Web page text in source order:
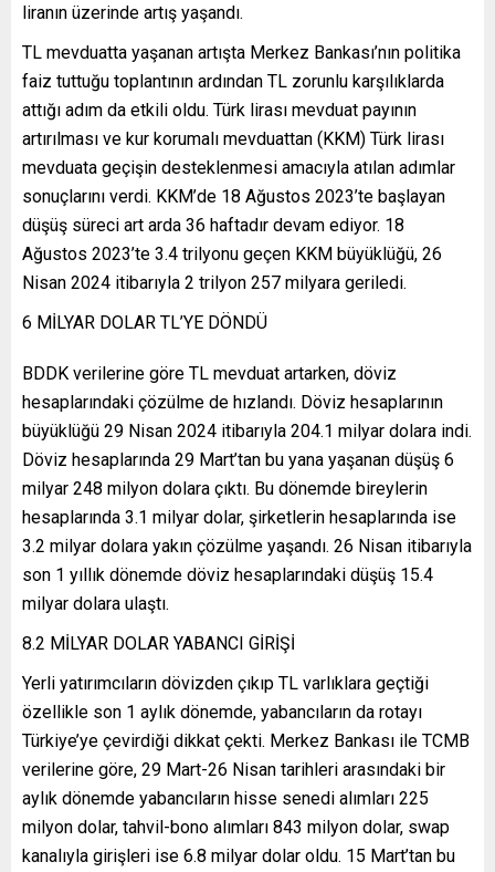
liranın üzerinde artış yaşandı.
TL mevduatta yaşanan artışta Merkez Bankası’nın politika
faiz tuttuğu toplantının ardından TL zorunlu karşılıklarda
attığı adım da etkili oldu. Türk lirası mevduat payının
artırılması ve kur korumalı mevduattan (KKM) Türk lirası
mevduata geçişin desteklenmesi amacıyla atılan adımlar
sonuçlarını verdi. KKM’de 18 Ağustos 2023’te başlayan
düşüş süreci art arda 36 haftadır devam ediyor. 18
Ağustos 2023’te 3.4 trilyonu geçen KKM büyüklüğü, 26
Nisan 2024 itibarıyla 2 trilyon 257 milyara geriledi.
6 MİLYAR DOLAR TL’YE DÖNDÜ
BDDK verilerine göre TL mevduat artarken, döviz
hesaplarındaki çözülme de hızlandı. Döviz hesaplarının
büyüklüğü 29 Nisan 2024 itibarıyla 204.1 milyar dolara indi.
Döviz hesaplarında 29 Mart’tan bu yana yaşanan düşüş 6
milyar 248 milyon dolara çıktı. Bu dönemde bireylerin
hesaplarında 3.1 milyar dolar, şirketlerin hesaplarında ise
3.2 milyar dolara yakın çözülme yaşandı. 26 Nisan itibarıyla
son 1 yıllık dönemde döviz hesaplarındaki düşüş 15.4
milyar dolara ulaştı.
8.2 MİLYAR DOLAR YABANCI GİRİŞİ
Yerli yatırımcıların dövizden çıkıp TL varlıklara geçtiği
özellikle son 1 aylık dönemde, yabancıların da rotayı
Türkiye’ye çevirdiği dikkat çekti. Merkez Bankası ile TCMB
verilerine göre, 29 Mart-26 Nisan tarihleri arasındaki bir
aylık dönemde yabancıların hisse senedi alımları 225
milyon dolar, tahvil-bono alımları 843 milyon dolar, swap
kanalıyla girişleri ise 6.8 milyar dolar oldu. 15 Mart’tan bu